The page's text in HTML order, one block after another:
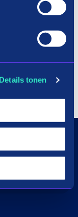
Details tonen